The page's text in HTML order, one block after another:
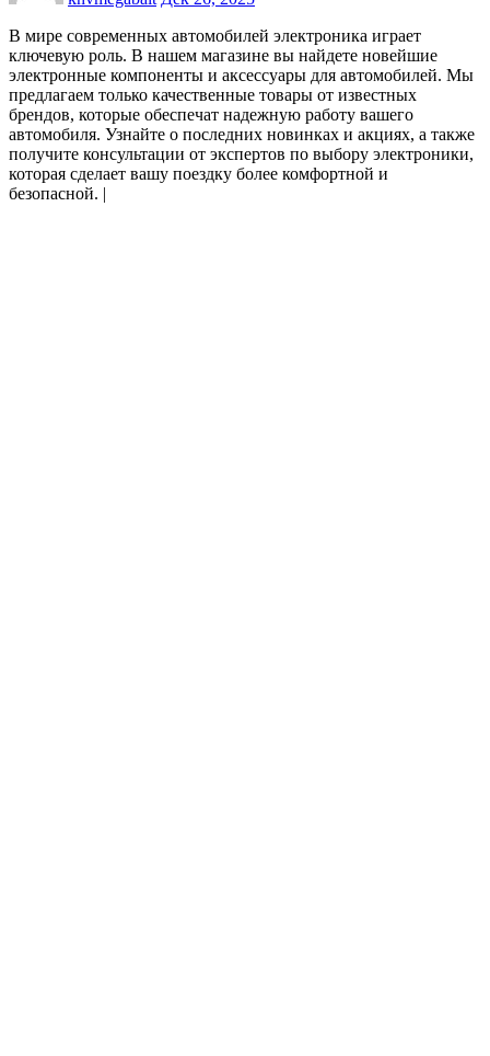
В мире современных автомобилей электроника играет
ключевую роль. В нашем магазине вы найдете новейшие
электронные компоненты и аксессуары для автомобилей. Мы
предлагаем только качественные товары от известных
брендов, которые обеспечат надежную работу вашего
автомобиля. Узнайте о последних новинках и акциях, а также
получите консультации от экспертов по выбору электроники,
которая сделает вашу поездку более комфортной и
безопасной. |